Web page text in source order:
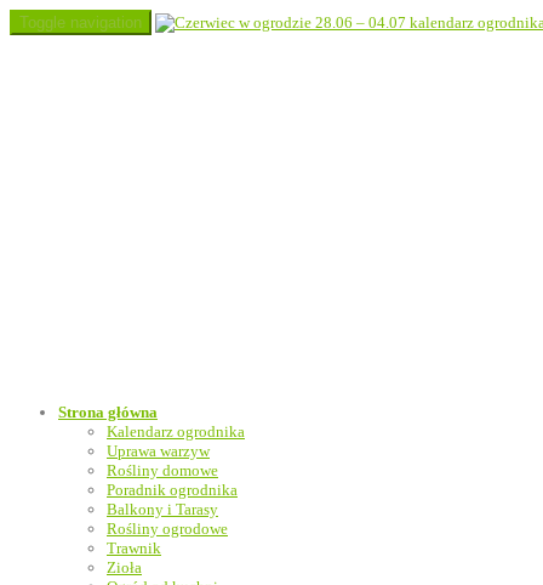
Toggle navigation
Strona główna
Kalendarz ogrodnika
Uprawa warzyw
Rośliny domowe
Poradnik ogrodnika
Balkony i Tarasy
Rośliny ogrodowe
Trawnik
Zioła